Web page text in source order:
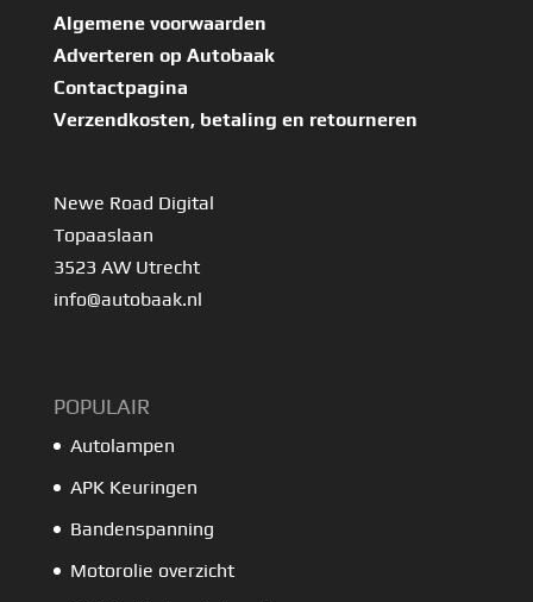
Algemene voorwaarden
Adverteren op Autobaak
Contactpagina
Verzendkosten, betaling en retourneren
Newe Road Digital
Topaaslaan
3523 AW Utrecht
info@autobaak.nl
POPULAIR
Autolampen
APK Keuringen
Bandenspanning
Motorolie overzicht